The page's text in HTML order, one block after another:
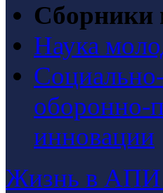
Сборники
Наука
оборонно-
инновации
Жизнь в